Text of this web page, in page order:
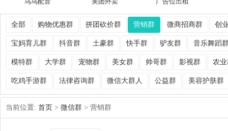
全部 购物优惠群 拼团砍价群 营销群 微商招商群 创
宝妈育儿群 抖音群 土豪群 快手群 驴友群 音乐舞蹈
模特群 大学群 宠物群 美女群 帅哥群 影视群 农
吃鸡手游群 法律咨询群 微信大群人 公益群 美容护肤群
当前位置: 首页 > 微信群 > 营销群